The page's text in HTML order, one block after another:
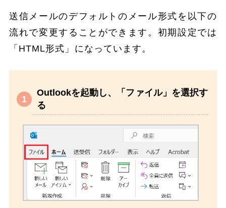
送信メールのデフォルトのメール形式を以下の
流れで変更することができます。初期設定では
「HTML形式」になっています。
Outlookを起動し、「ファイル」を選択す
る